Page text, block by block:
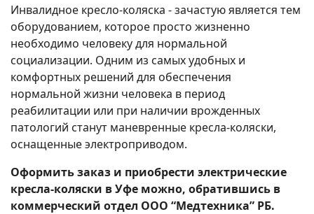
Инвалидное кресло-коляска - зачастую является тем
оборудованием, которое просто жизненно
необходимо человеку для нормальной
социализации. Одним из самых удобных и
комфортных решений для обеспечения
нормальной жизни человека в период
реабилитации или при наличии врожденных
патологий станут маневренные кресла-коляски,
оснащенные электроприводом.
Оформить заказ и приобрести электрические
кресла-коляски в Уфе можно, обратившись в
коммерческий отдел ООО “Медтехника” РБ.